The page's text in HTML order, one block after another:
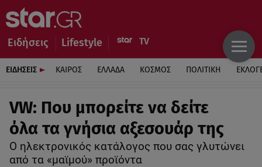
Ειδήσεις Lifestyle
ΕΙΔΗΣΕΙΣ ΚΑΙΡΟΣ ΕΛΛΑΔΑ ΚΟΣΜΟΣ ΠΟΛΙΤΙΚΗ
VW: Που μπορείτε να δείτε
όλα τα γνήσια αξεσουάρ της
Ο ηλεκτρονικός κατάλογος που σας γλυτώνει
από τα «μαϊμού» προϊόντα